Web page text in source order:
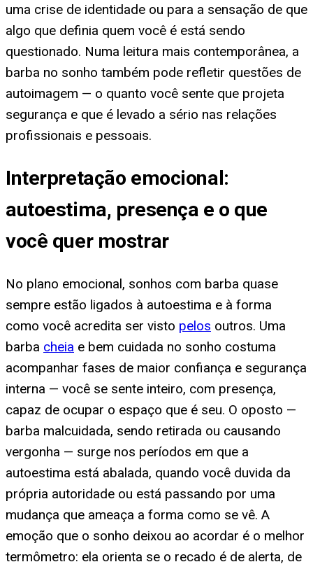
uma crise de identidade ou para a sensação de que
algo que definia quem você é está sendo
questionado. Numa leitura mais contemporânea, a
barba no sonho também pode refletir questões de
autoimagem — o quanto você sente que projeta
segurança e que é levado a sério nas relações
profissionais e pessoais.
Interpretação emocional:
autoestima, presença e o que
você quer mostrar
No plano emocional, sonhos com barba quase
sempre estão ligados à autoestima e à forma
como você acredita ser visto pelos outros. Uma
barba cheia e bem cuidada no sonho costuma
acompanhar fases de maior confiança e segurança
interna — você se sente inteiro, com presença,
capaz de ocupar o espaço que é seu. O oposto —
barba malcuidada, sendo retirada ou causando
vergonha — surge nos períodos em que a
autoestima está abalada, quando você duvida da
própria autoridade ou está passando por uma
mudança que ameaça a forma como se vê. A
emoção que o sonho deixou ao acordar é o melhor
termômetro: ela orienta se o recado é de alerta, de